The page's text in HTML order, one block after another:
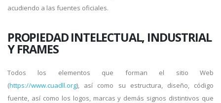
acudiendo a las fuentes oficiales.
PROPIEDAD INTELECTUAL, INDUSTRIAL
Y FRAMES
Todos los elementos que forman el sitio Web
(https://www.cuadll.org), así como su estructura, diseño, código
fuente, así como los logos, marcas y demás signos distintivos que